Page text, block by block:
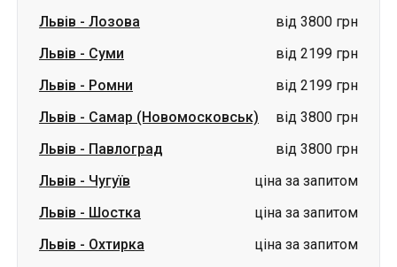
Львів - Лозова
від 3800 грн
Львів - Суми
від 2199 грн
Львів - Ромни
від 2199 грн
Львів - Самар (Новомосковськ)
від 3800 грн
Львів - Павлоград
від 3800 грн
Львів - Чугуїв
ціна за запитом
Львів - Шостка
ціна за запитом
Львів - Охтирка
ціна за запитом